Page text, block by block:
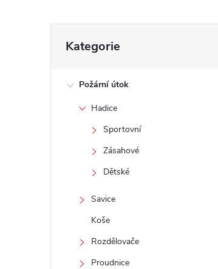
kategorie
Kategorie
Požární útok
Hadice
Sportovní
Zásahové
Dětské
Savice
Koše
Rozdělovače
Proudnice